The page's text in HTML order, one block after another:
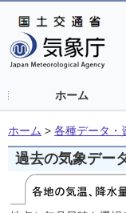
ホーム
ホーム > 各種データ・
過去の気象デー